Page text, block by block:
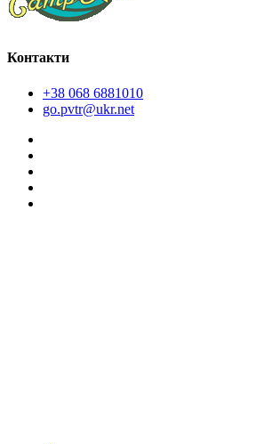
Контакти
+38 068 6881010
go.pvtr@ukr.net